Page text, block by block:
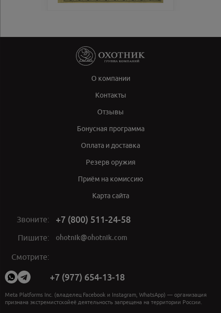
О компании
Контакты
Отзывы
Бонусная программа
Оплата и доставка
Резерв оружия
Приём на комиссию
Карта сайта
Звоните: +7 (800) 511-24-58
Пишите: ohotnik@ohotnik.com
Смотрите:
социальных
сетях:
+7 (977) 654-13-18
Meta Platforms Inc. (владелец Facebook и Instagram, WhatsApp) — организация
признана экстремистскойеё деятельность запрещена на территории России.